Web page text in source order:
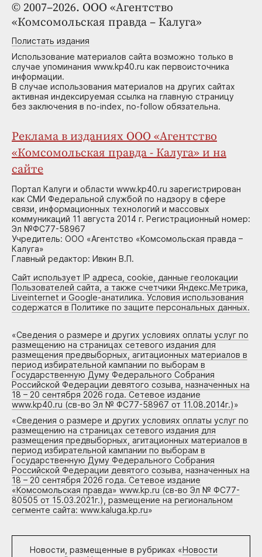
© 2007–2026. ООО «Агентство
«Комсомольская правда – Калуга»
Полистать издания
Использование материалов сайта возможно только в
случае упоминания www.kp40.ru как первоисточника
информации.
В случае использования материалов на других сайтах
активная индексируемая ссылка на главную страницу
без заключения в no-index, no-follow обязательна.
Реклама в изданиях ООО «Агентство
«Комсомольская правда - Калуга» и на
сайте
Портал Калуги и области www.kp40.ru зарегистрирован
как СМИ Федеральной службой по надзору в сфере
связи, информационных технологий и массовых
коммуникаций 11 августа 2014 г. Регистрационный номер:
Эл №ФС77-58967
Учредитель: ООО «Агентство «Комсомольская правда –
Калуга»
Главный редактор: Ивкин В.П.
Сайт использует IP адреса, cookie, данные геолокации
Пользователей сайта, а также счетчики Яндекс.Метрика,
Liveinternet и Google-анатилика. Условия использования
содержатся в Политике по защите персональных данных.
«Сведения о размере и других условиях оплаты услуг по
размещению на страницах сетевого издания для
размещения предвыборных, агитационных материалов в
период избирательной кампании по выборам в
Государственную Думу Федерального Собрания
Российской Федерации девятого созыва, назначенных на
18 – 20 сентября 2026 года. Сетевое издание
www.kp40.ru (св-во Эл № ФС77-58967 от 11.08.2014г.)»
«Сведения о размере и других условиях оплаты услуг по
размещению на страницах сетевого издания для
размещения предвыборных, агитационных материалов в
период избирательной кампании по выборам в
Государственную Думу Федерального Собрания
Российской Федерации девятого созыва, назначенных на
18 – 20 сентября 2026 года. Сетевое издание
«Комсомольская правда» www.kp.ru (св-во Эл № ФС77-
80505 от 15.03.2021г.), размещение на региональном
сегменте сайта: www.kaluga.kp.ru»
Новости, размещенные в рубриках «Новости